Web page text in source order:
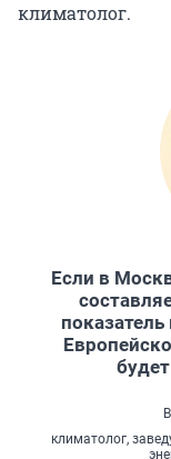
климатолог.
Если в
климатолог,